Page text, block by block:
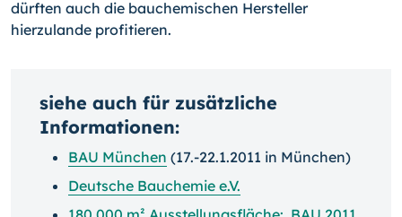
dürften auch die bauchemischen Hersteller
hierzulande profitieren.
siehe auch für zusätzliche
Informationen:
BAU München (17.-22.1.2011 in München)
Deutsche Bauchemie e.V.